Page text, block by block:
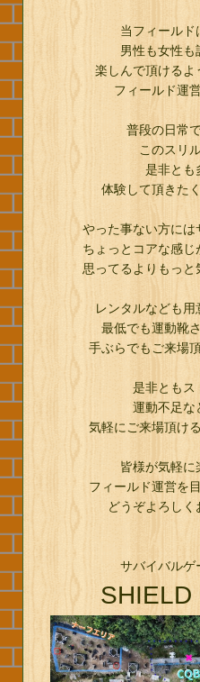
当フィールド
男性も女性も
楽しんで頂けるよ
フィールド運
普段の日常
このスリ
是非とも
体験して頂きた
やった事ない方には
ちょっとコアな感
思ってるよりもっと
レンタルなども
最低でも運動靴
手ぶらでもご来場
是非ともス
運動不足な
気軽にご来場頂け
皆様が気軽に
フィールド運営を
どうぞよろしく
サバイバルゲ
SHIELD